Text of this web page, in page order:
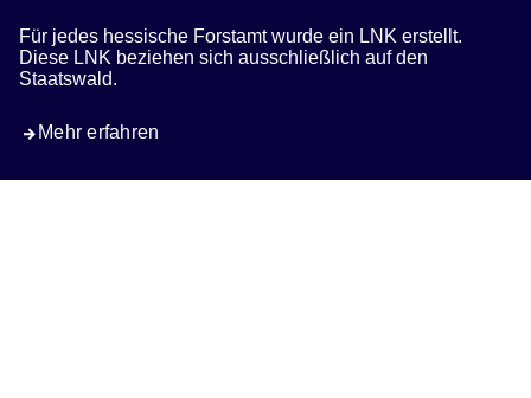
Für jedes hessische Forstamt wurde ein LNK erstellt.
Diese LNK beziehen sich ausschließlich auf den
Staatswald.
Mehr erfahren